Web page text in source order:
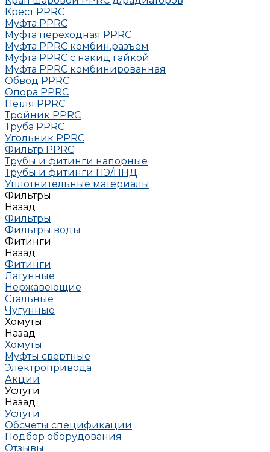
Крест PPRC
Муфта PPRC
Муфта переходная PPRC
Муфта РРRC комбин.разъем
Муфта PPRC с накид гайкой
Муфта РРRC комбинированная
Обвод РРRC
Опора РРRC
Петля РРRC
Тройник РРRC
Труба РРRC
Угольник РРRC
Фильтр PPRC
Трубы и фитинги напорные
Трубы и фитинги ПЭ/ПНД
Уплотнительные материалы
Фильтры
Назад
Фильтры
Фильтры воды
Фитинги
Назад
Фитинги
Латунные
Нержавеющие
Стальные
Чугунные
Хомуты
Назад
Хомуты
Муфты свертные
Электропривода
Акции
Услуги
Назад
Услуги
Обсчеты спецификации
Подбор оборудования
Отзывы